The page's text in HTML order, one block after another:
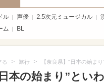
ル 声優 2.5次元ミュージカル
ム BL
る > 旅行 > 【奈良県】“日本の始ま
日本の始まり”とい